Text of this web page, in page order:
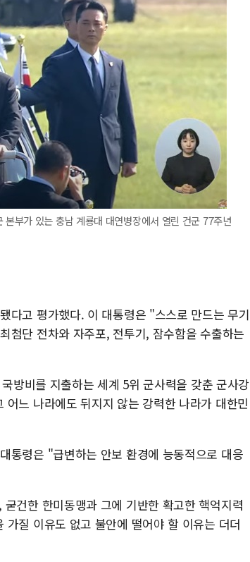
부가 있는 충남 계룡대 대연병장에서 열린 건군 77주년
다고 평가했다. 이 대통령은 "스스로 만드는 무기
첨단 전차와 자주포, 전투기, 잠수함을 수출하는
방비를 지출하는 세계 5위 군사력을 갖춘 군사강
느 나라에도 뒤지지 않는 강력한 나라가 대한민
통령은 "급변하는 안보 환경에 능동적으로 대응
건한 한미동맹과 그에 기반한 확고한 핵억지력
질 이유도 없고 불안에 떨어야 할 이유는 더더